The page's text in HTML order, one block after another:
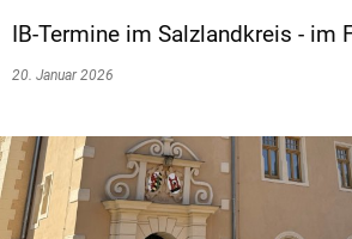
IB-Termine im Salzlandkreis - im
20. Januar 2026